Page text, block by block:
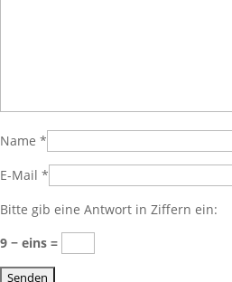
Name *
E-Mail *
Bitte gib eine Antwort in Ziffern ein:
9 − eins =